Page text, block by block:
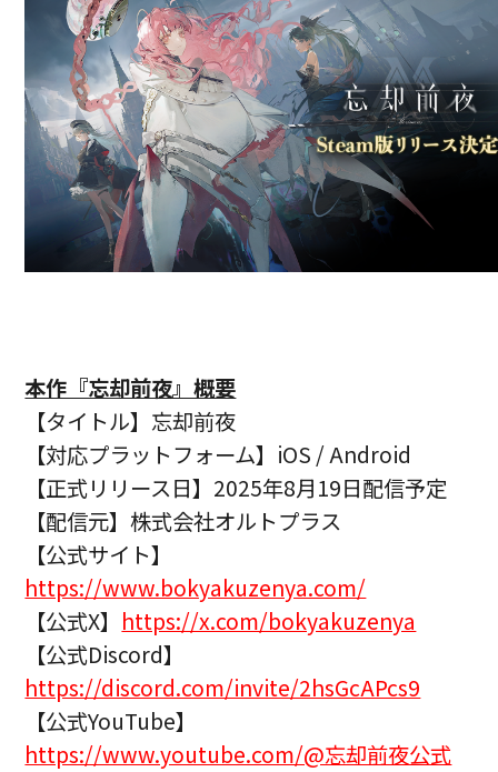
本作『忘却前夜』概要
【タイトル】忘却前夜
【対応プラットフォーム】iOS / Android
【正式リリース日】2025年8月19日配信予定
【配信元】株式会社オルトプラス
【公式サイト】
https://www.bokyakuzenya.com/
【公式X】 https://x.com/bokyakuzenya
【公式Discord】
https://discord.com/invite/2hsGcAPcs9
【公式YouTube】
https://www.youtube.com/@忘却前夜公式